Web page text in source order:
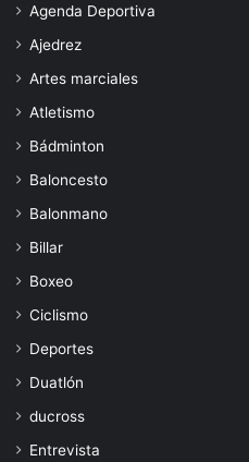
Agenda Deportiva
Ajedrez
Artes marciales
Atletismo
Bádminton
Baloncesto
Balonmano
Billar
Boxeo
Ciclismo
Deportes
Duatlón
ducross
Entrevista